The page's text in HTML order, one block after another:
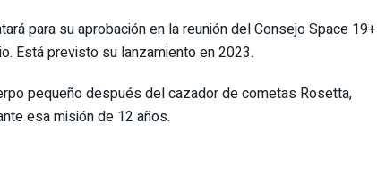
para su aprobación en la reunión del Consejo Space 19+
Está previsto su lanzamiento en 2023.
pequeño después del cazador de cometas Rosetta,
esa misión de 12 años.